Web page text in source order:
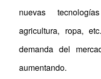
nuevas
agricultura, ropa,
demanda del
aumentando.